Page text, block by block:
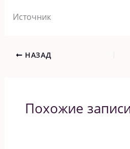
Источник
НАЗАД
Похожие